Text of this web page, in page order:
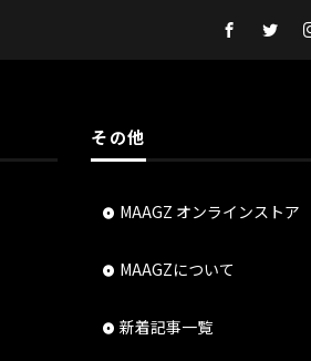
その他
MAAGZ オンラインストア
MAAGZについて
新着記事一覧